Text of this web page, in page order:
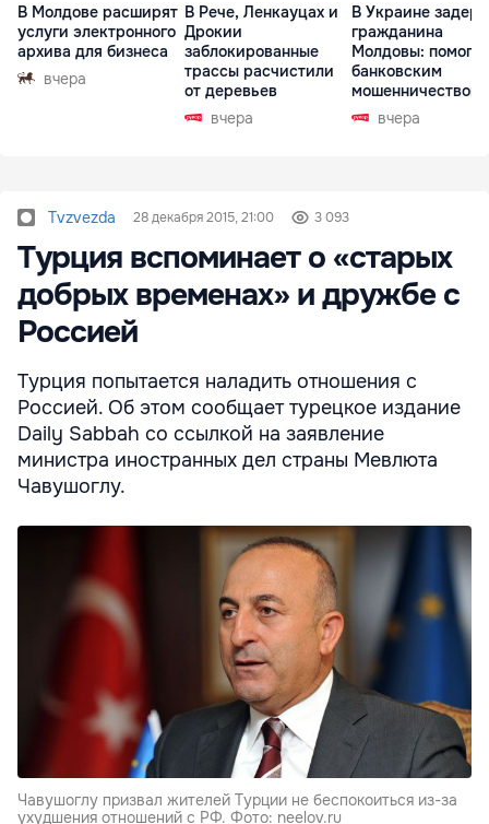
В Молдове расширят
услуги электронного
архива для бизнеса
вчера
В Рече, Ленкауцах и
Дрокии
заблокированные
трассы расчистили
от деревьев
вчера
В Украине
гражданина
Молдовы:
банковским
мошенничеством
Чехиивчера
Tvzvezda 28 декабря 2015, 21:00 3 093
Турция вспоминает о «старых
добрых временах» и дружбе с
Россией
Турция попытается наладить отношения с
Россией. Об этом сообщает турецкое издание
Daily Sabbah со ссылкой на заявление
министра иностранных дел страны Мевлюта
Чавушоглу.
Чавушоглу призвал жителей Турции не беспокоиться из-за
ухудшения отношений с РФ. Фото: neelov.ru